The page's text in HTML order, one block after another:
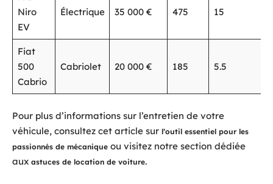
Niro
EV
Électrique 35 000 € 475 15
Fiat
500
Cabrio
Cabriolet 20 000 € 185 5.5
Pour plus d’informations sur l’entretien de votre
véhicule, consultez cet article sur l’outil essentiel pour les
passionnés de mécanique ou visitez notre section dédiée
aux astuces de location de voiture.